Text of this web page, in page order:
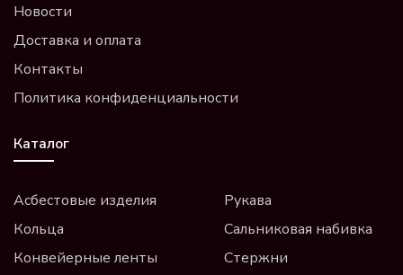
Новости
Доставка и оплата
Контакты
Политика конфиденциальности
Каталог
Асбестовые изделия
Кольца
Конвейерные ленты
Рукава
Сальниковая набивка
Стержни